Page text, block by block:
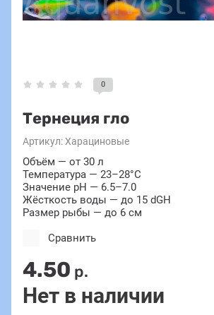
0
Тернеция гло
Артикул:Харациновые
Объём — от 30 л
Температура — 23–28°C
Значение pH — 6.5–7.0
Жёсткость воды — до 15 dGH
Размер рыбы — до 6 см
4.50 р.
Нет в наличии
Сравнить